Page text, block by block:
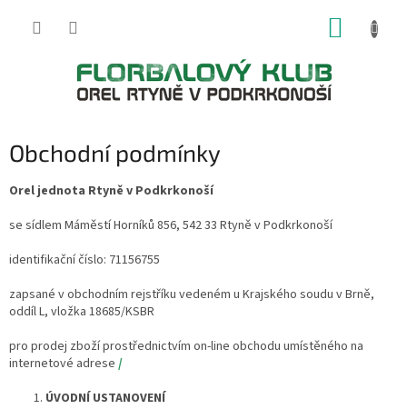
Obchodní podmínky
Orel jednota Rtyně v Podkrkonoší
se sídlem Máměstí Horníků 856, 542 33 Rtyně v Podkrkonoší
identifikační číslo: 71156755
zapsané v obchodním rejstříku vedeném u Krajského soudu v Brně,
oddíl L, vložka 18685/KSBR
pro prodej zboží prostřednictvím on-line obchodu umístěného na
internetové adrese /
ÚVODNÍ USTANOVENÍ